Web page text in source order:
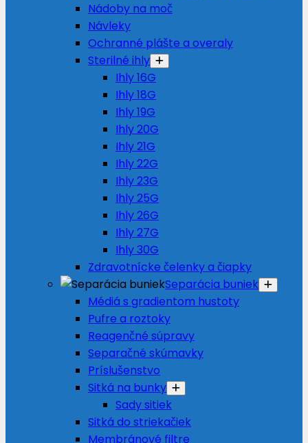
Nádoby na moč
Návleky
Ochranné plášte a overaly
Sterilné ihly
Ihly 16G
Ihly 18G
Ihly 19G
Ihly 20G
Ihly 21G
Ihly 22G
Ihly 23G
Ihly 25G
Ihly 26G
Ihly 27G
Ihly 30G
Zdravotnícke čelenky a čiapky
Separácia buniek
Médiá s gradientom hustoty
Pufre a roztoky
Reagenčné súpravy
Separačné skúmavky
Príslušenstvo
Sitká na bunky
Sady sitiek
Sitká do striekačiek
Membránové filtre